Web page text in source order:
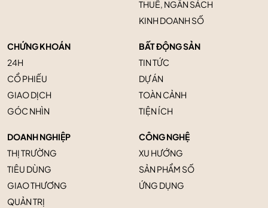
THUẾ, NGÂN SÁCH
KINH DOANH SỐ
CHỨNG KHOÁN
24H
CỔ PHIẾU
GIAO DỊCH
GÓC NHÌN
BẤT ĐỘNG SẢN
TIN TỨC
DỰ ÁN
TOÀN CẢNH
TIỆN ÍCH
DOANH NGHIỆP
THỊ TRƯỜNG
TIÊU DÙNG
GIAO THƯƠNG
QUẢN TRỊ
CÔNG NGHỆ
XU HƯỚNG
SẢN PHẨM SỐ
ỨNG DỤNG